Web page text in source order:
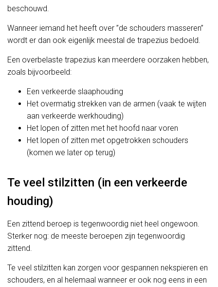
beschouwd.
Wanneer iemand het heeft over ”de schouders masseren”
wordt er dan ook eigenlijk meestal de trapezius bedoeld.
Een overbelaste trapezius kan meerdere oorzaken hebben,
zoals bijvoorbeeld:
Een verkeerde slaaphouding
Het overmatig strekken van de armen (vaak te wijten
aan verkeerde werkhouding)
Het lopen of zitten met het hoofd naar voren
Het lopen of zitten met opgetrokken schouders
(komen we later op terug)
Te veel stilzitten (in een verkeerde
houding)
Een zittend beroep is tegenwoordig niet heel ongewoon.
Sterker nog: de meeste beroepen zijn tegenwoordig
zittend.
Te veel stilzitten kan zorgen voor gespannen nekspieren en
schouders, en al helemaal wanneer er ook nog eens in een